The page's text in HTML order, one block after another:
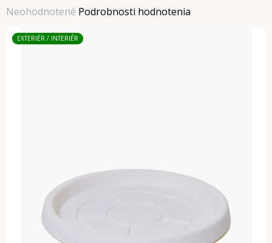
Priemerné
produktu
Neohodnotené Podrobnosti hodnotenia
EXTERIÉR / INTERIÉR